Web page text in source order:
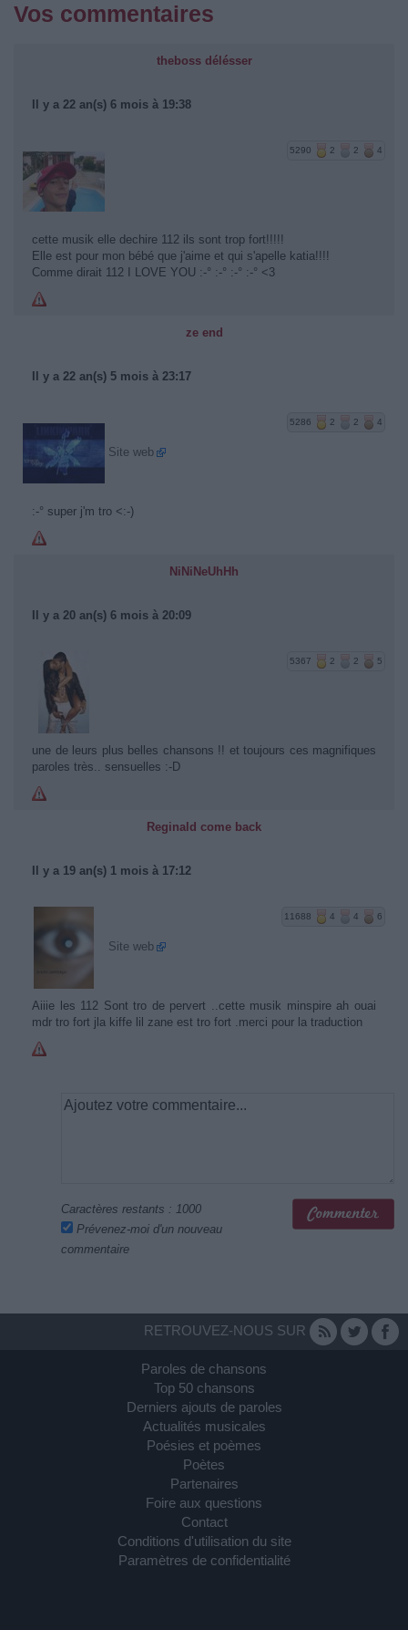
Vos commentaires
theboss délésser
Il y a 22 an(s) 6 mois à 19:38
5290 2 2 4
cette musik elle dechire 112 ils sont trop fort!!!!!
Elle est pour mon bébé que j'aime et qui s'apelle katia!!!!
Comme dirait 112 I LOVE YOU :-° :-° :-° :-° <3
ze end
Il y a 22 an(s) 5 mois à 23:17
5286 2 2 4
Site web
:-° super j'm tro <:-)
NiNiNeUhHh
Il y a 20 an(s) 6 mois à 20:09
5367 2 2 5
une de leurs plus belles chansons !! et toujours ces magnifiques
paroles très.. sensuelles :-D
Reginald come back
Il y a 19 an(s) 1 mois à 17:12
11688 4 4 6
Site web
Aiiie les 112 Sont tro de pervert ..cette musik minspire ah ouai
mdr tro fort jla kiffe lil zane est tro fort .merci pour la traduction
Caractères restants : 1000
Prévenez-moi d'un nouveau
commentaire
RETROUVEZ-NOUS SUR
Paroles de chansons
Top 50 chansons
Derniers ajouts de paroles
Actualités musicales
Poésies et poèmes
Poètes
Partenaires
Foire aux questions
Contact
Conditions d'utilisation du site
Paramètres de confidentialité